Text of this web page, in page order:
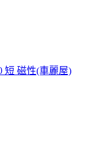
短 磁性(車麗屋)